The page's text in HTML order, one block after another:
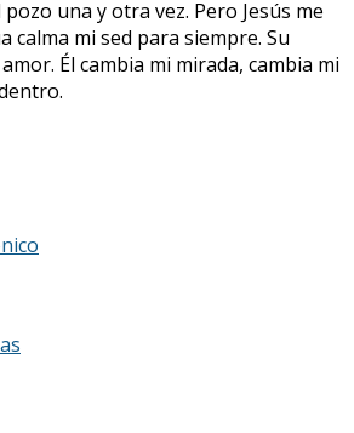
una y otra vez. Pero Jesús me
calma mi sed para siempre. Su
Él cambia mi mirada, cambia mi